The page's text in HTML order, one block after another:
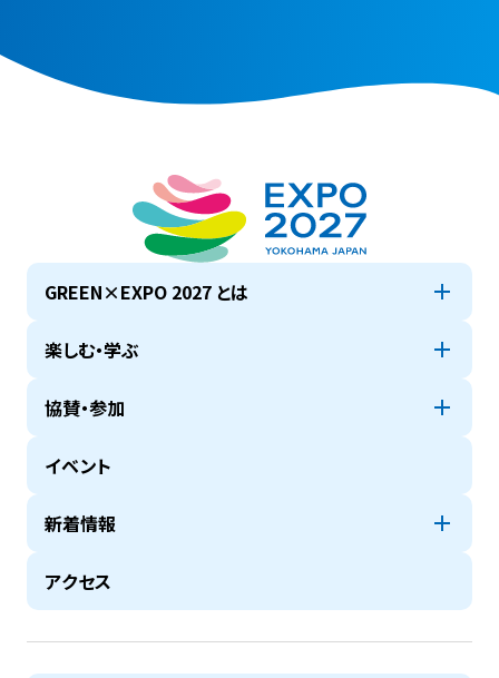
GREEN×EXPO 2027 とは
楽しむ・学ぶ
協賛・参加
イベント
新着情報
アクセス